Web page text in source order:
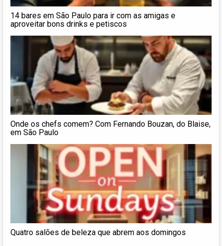
14 bares em São Paulo para ir com as amigas e
aproveitar bons drinks e petiscos
Onde os chefs comem? Com Fernando Bouzan, do Blaise,
em São Paulo
Quatro salões de beleza que abrem aos domingos